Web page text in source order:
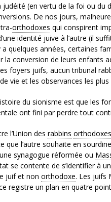
judéité (en vertu de la foi ou du
De nos jours,
orthodoxes qui conspirent
identité juive à l’autre (il
quelques années, certaines
la conversion de leurs enfants
foyers juifs, aucun tribunal
vie et les observances les
du sionisme est que les
ont fini par perdre tout
l’Union des rabbins orthodoxes
que l’autre souhaite en
synagogue réformée ou
se contente de s’identifier à
juif et non orthodoxe. Les juifs
registre un plan en quatre